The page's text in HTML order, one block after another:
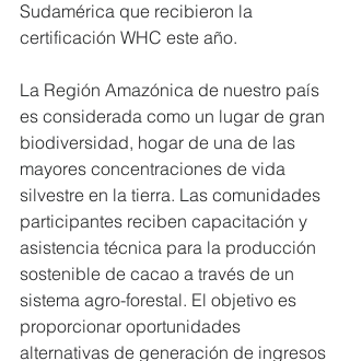
Sudamérica que recibieron la
certificación WHC este año.
La Región Amazónica de nuestro país
es considerada como un lugar de gran
biodiversidad, hogar de una de las
mayores concentraciones de vida
silvestre en la tierra. Las comunidades
participantes reciben capacitación y
asistencia técnica para la producción
sostenible de cacao a través de un
sistema agro-forestal. El objetivo es
proporcionar oportunidades
alternativas de generación de ingresos